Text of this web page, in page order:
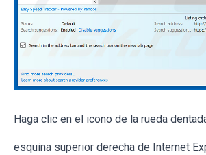
Haga clic en el icono de la rueda
esquina superior derecha de Internet